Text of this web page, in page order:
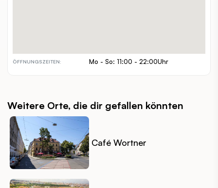
ÖFFNUNGSZEITEN: Mo - So: 11:00 - 22:00Uhr
Weitere Orte, die dir gefallen könnten
Café Wortner